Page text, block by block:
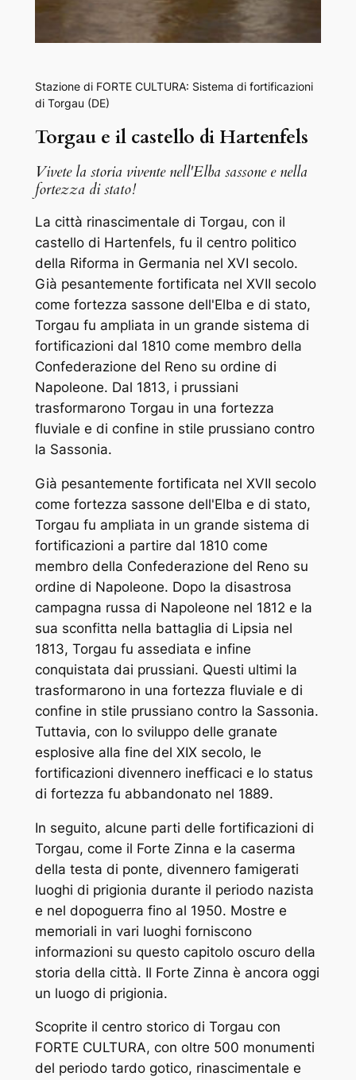
Stazione di FORTE CULTURA: Sistema di fortificazioni
di Torgau (DE)
Torgau e il castello di Hartenfels
Vivete la storia vivente nell'Elba sassone e nella
fortezza di stato!
La città rinascimentale di Torgau, con il
castello di Hartenfels, fu il centro politico
della Riforma in Germania nel XVI secolo.
Già pesantemente fortificata nel XVII secolo
come fortezza sassone dell'Elba e di stato,
Torgau fu ampliata in un grande sistema di
fortificazioni dal 1810 come membro della
Confederazione del Reno su ordine di
Napoleone. Dal 1813, i prussiani
trasformarono Torgau in una fortezza
fluviale e di confine in stile prussiano contro
la Sassonia.
Già pesantemente fortificata nel XVII secolo
come fortezza sassone dell'Elba e di stato,
Torgau fu ampliata in un grande sistema di
fortificazioni a partire dal 1810 come
membro della Confederazione del Reno su
ordine di Napoleone. Dopo la disastrosa
campagna russa di Napoleone nel 1812 e la
sua sconfitta nella battaglia di Lipsia nel
1813, Torgau fu assediata e infine
conquistata dai prussiani. Questi ultimi la
trasformarono in una fortezza fluviale e di
confine in stile prussiano contro la Sassonia.
Tuttavia, con lo sviluppo delle granate
esplosive alla fine del XIX secolo, le
fortificazioni divennero inefficaci e lo status
di fortezza fu abbandonato nel 1889.
In seguito, alcune parti delle fortificazioni di
Torgau, come il Forte Zinna e la caserma
della testa di ponte, divennero famigerati
luoghi di prigionia durante il periodo nazista
e nel dopoguerra fino al 1950. Mostre e
memoriali in vari luoghi forniscono
informazioni su questo capitolo oscuro della
storia della città. Il Forte Zinna è ancora oggi
un luogo di prigionia.
Scoprite il centro storico di Torgau con
FORTE CULTURA, con oltre 500 monumenti
del periodo tardo gotico, rinascimentale e